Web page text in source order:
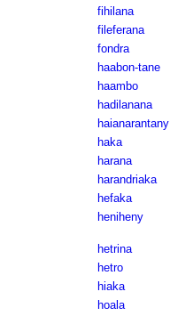
fihilana
fileferana
fondra
haabon-tane
haambo
hadilanana
haianarantany
haka
harana
harandriaka
hefaka
heniheny
hetrina
hetro
hiaka
hoala